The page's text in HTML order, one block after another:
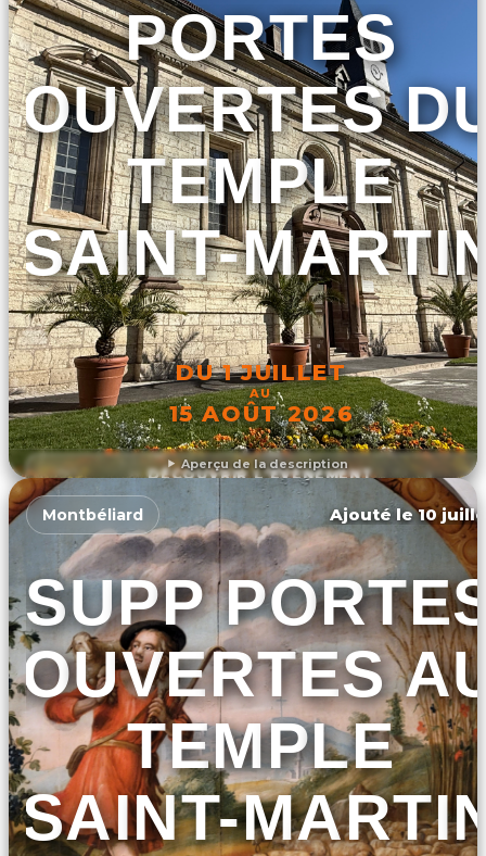
Aperçu de la description
PORTES
OUVERTES
TEMPLE
SAINT-
DU 1 JUILLET
AU
15 AOÛT 2026
DÉCOUVRIR L'ÉVÉNEMENT
Montbéliard Ajouté le 10
SUPP
OUVERTES
TEMPLE
SAINT-